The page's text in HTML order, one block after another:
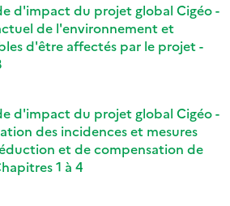
d'impact du projet global Cigéo -
de l'environnement et
d'être affectés par le projet -
d'impact du projet global Cigéo -
des incidences et mesures
et de compensation de
1 à 4